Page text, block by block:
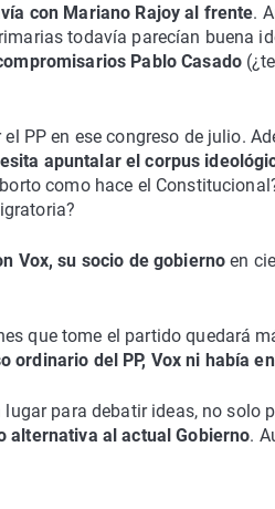
con Mariano Rajoy al frente.
todavía parecían buena
Pablo Casado
PP en ese congreso de julio.
apuntalar el corpus
como hace el
Vox, su socio de gobierno en
que tome el partido quedará
ordinario del PP, Vox ni había
para debatir ideas, no solo
alternativa al actual Gobierno.